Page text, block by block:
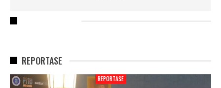
REPORTASE
REPORTASE